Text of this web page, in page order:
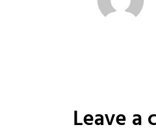
Leave a